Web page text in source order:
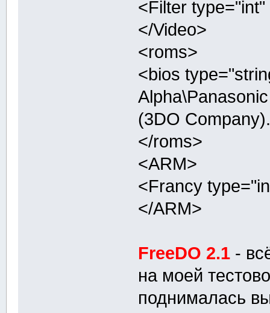
<Filter
</Video>
<roms>
<bios
(3DO
</roms>
<ARM>
<Francy
</ARM>
FreeDO 2.1 -
на моей
поднималась